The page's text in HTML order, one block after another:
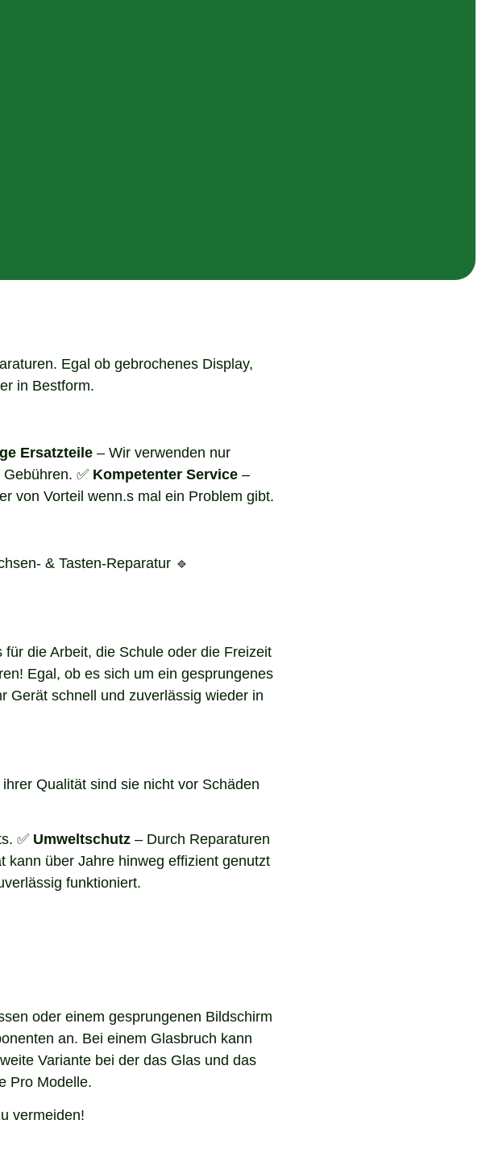
Egal ob gebrochenes Display,
in Bestform.
Ersatzteile – Wir verwenden nur
✅ Kompetenter Service –
von Vorteil wenn.s mal ein Problem gibt.
& Tasten-Reparatur 🔹
die Arbeit, die Schule oder die Freizeit
Egal, ob es sich um ein gesprungenes
Gerät schnell und zuverlässig wieder in
Qualität sind sie nicht vor Schäden
✅ Umweltschutz – Durch Reparaturen
kann über Jahre hinweg effizient genutzt
funktioniert.
oder einem gesprungenen Bildschirm
an. Bei einem Glasbruch kann
Variante bei der das Glas und das
Pro Modelle.
vermeiden!